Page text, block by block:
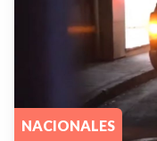
NACIONALES